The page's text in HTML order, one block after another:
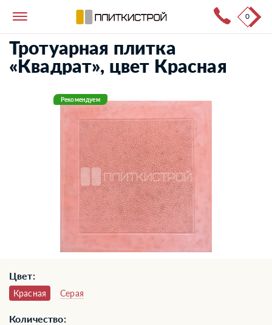
0
Тротуарная плитка → Каталог продукции Квадрат
Тротуарная плитка
«Квадрат», цвет Красная
Рекомендуем
Цвет:
Красная Серая
Количество: